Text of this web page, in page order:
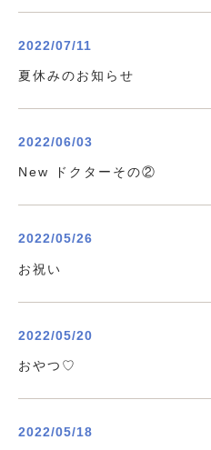
2022/07/11
夏休みのお知らせ
2022/06/03
New ドクターその②
2022/05/26
お祝い
2022/05/20
おやつ♡
2022/05/18